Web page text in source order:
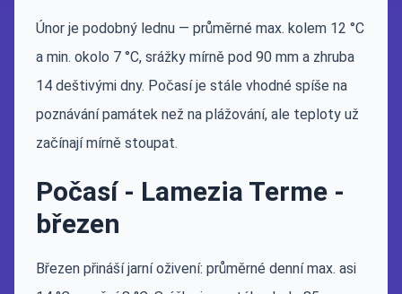
Únor je podobný lednu — průměrné max. kolem 12 °C
a min. okolo 7 °C, srážky mírně pod 90 mm a zhruba
14 deštivými dny. Počasí je stále vhodné spíše na
poznávání památek než na plážování, ale teploty už
začínají mírně stoupat.
Počasí - Lamezia Terme -
březen
Březen přináší jarní oživení: průměrné denní max. asi